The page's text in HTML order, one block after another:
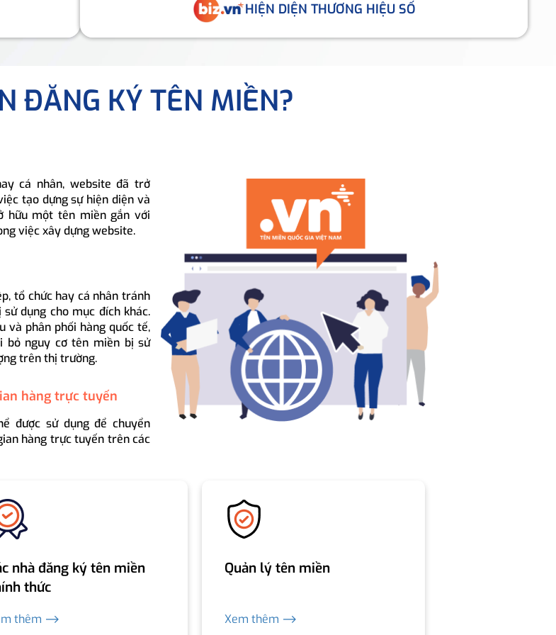
HIỆN DIỆN THƯƠNG HIỆU SỐ
ĐĂNG KÝ TÊN MIỀN?
cá nhân, website đã trở
tạo dựng sự hiện diện và
hữu một tên miền gắn với
việc xây dựng website.
tổ chức hay cá nhân tránh
dụng cho mục đích khác.
và phân phối hàng quốc tế,
bỏ nguy cơ tên miền bị sử
trên thị trường.
hàng trực tuyến
được sử dụng để chuyển
hàng trực tuyến trên các
nhà đăng ký tên miền
thức
thêm ⟶
Quản lý tên miền
Xem thêm ⟶